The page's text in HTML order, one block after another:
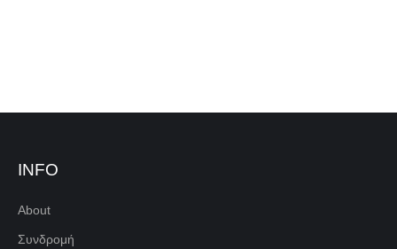
INFO
About
Συνδρομή